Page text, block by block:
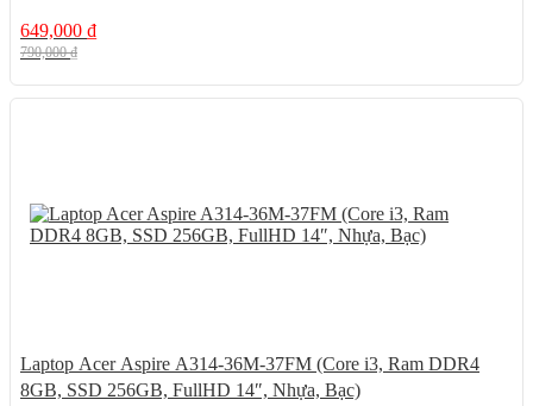
649,000 ₫
790,000₫
Laptop Acer Aspire A314-36M-37FM (Core i3, Ram DDR4
8GB, SSD 256GB, FullHD 14″, Nhựa, Bạc)